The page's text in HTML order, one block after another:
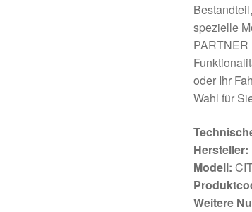
spezielle
PARTNER
oder Ihr
Wahl für
Hersteller:
Modell:
Weitere